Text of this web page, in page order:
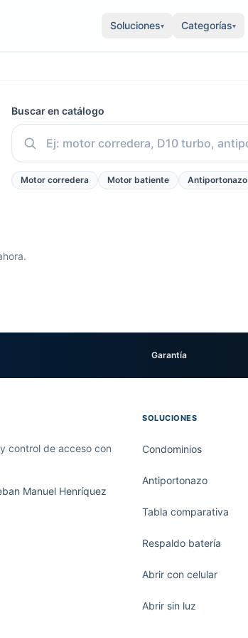
Soluciones▾ Categorías▾
Buscar en catálogo
Motor corredera Motor batiente Antiportonazo
Garantía
control de acceso con
Manuel Henríquez
SOLUCIONES
Condominios
Antiportonazo
Tabla comparativa
Respaldo batería
Abrir con celular
Abrir sin luz